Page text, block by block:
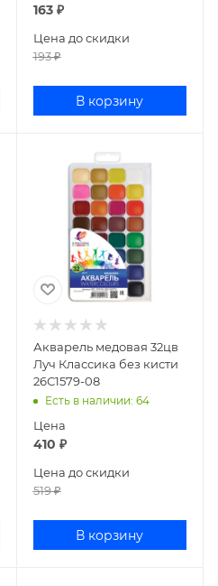
163₽
Цена до скидки
193₽
В корзину
Акварель медовая 32цв
Луч Классика без кисти
26С1579-08
Есть в наличии: 64
Цена
410 ₽
Цена до скидки
519₽
В корзину